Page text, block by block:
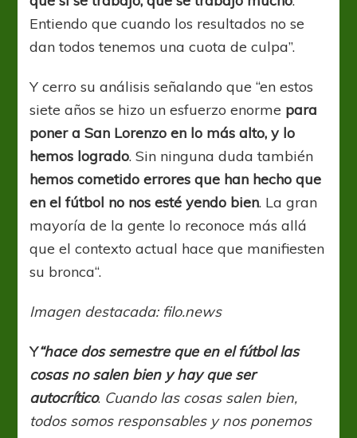
Entiendo que cuando los resultados no se
dan todos tenemos una cuota de culpa”.
Y cerro su análisis señalando que “en estos
siete años se hizo un esfuerzo enorme para
poner a San Lorenzo en lo más alto, y lo
hemos logrado. Sin ninguna duda también
hemos cometido errores que han hecho que
en el fútbol no nos esté yendo bien. La gran
mayoría de la gente lo reconoce más allá
que el contexto actual hace que manifiesten
su bronca“.
Imagen destacada: filo.news
Y“hace dos semestre que en el fútbol las
cosas no salen bien y hay que ser
autocrítico. Cuando las cosas salen bien,
todos somos responsables y nos ponemos